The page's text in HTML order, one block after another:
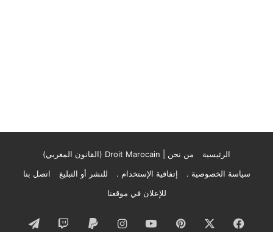
الرئيسية
من نحن | Droit Marocain (القانون المغربي)
سياسة الخصوصية .
إتفاقية الإستخدام . للنشر أو التبليغ
اتصل بنا
للإعلان في موقعنا
فيسبوك بينتيريست‫YouTubeانستقرام
‏Paypal